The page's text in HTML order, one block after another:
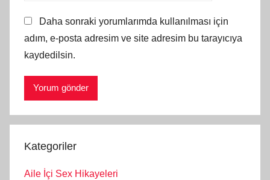
Daha sonraki yorumlarımda kullanılması için
adım, e-posta adresim ve site adresim bu tarayıcıya
kaydedilsin.
Kategoriler
Aile İçi Sex Hikayeleri